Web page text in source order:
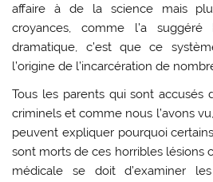
affaire à de la science mais
croyances, comme l’a
dramatique, c’est que ce
l’origine de l’incarcération de
Tous les parents qui sont accusés
criminels et comme nous l’avons
peuvent expliquer pourquoi
sont morts de ces horribles lésions
médicale se doit d’examiner